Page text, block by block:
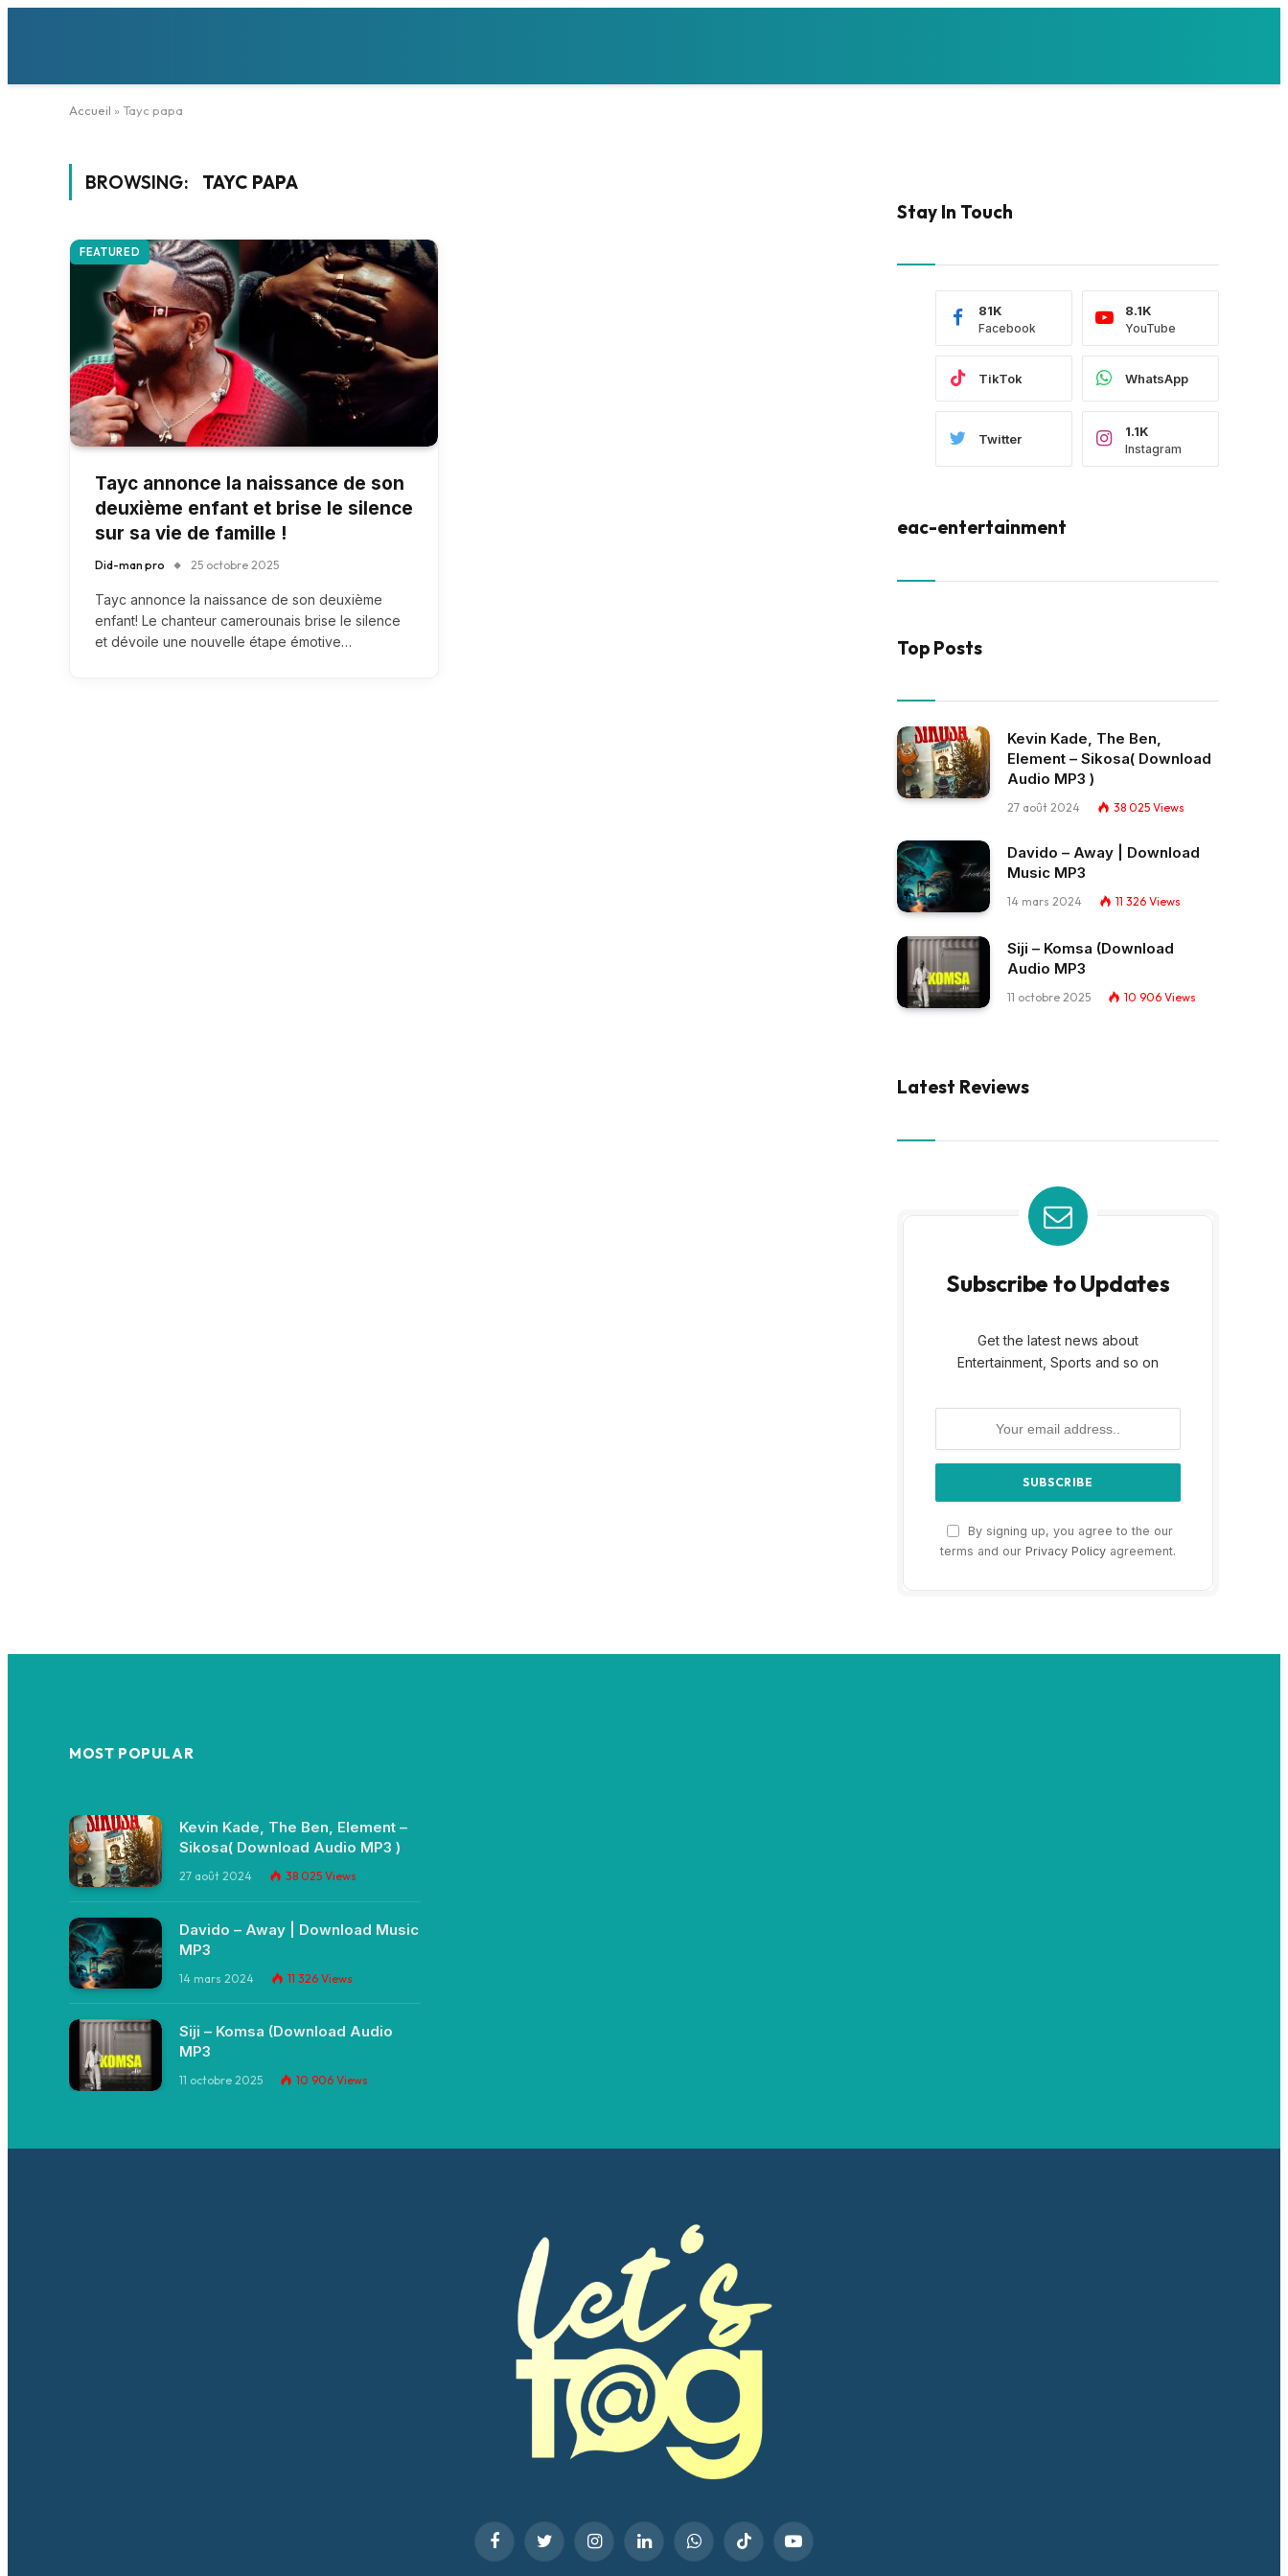
Accueil » Tayc papa
BROWSING: TAYC PAPA
FEATURED
Tayc annonce la naissance de son
deuxième enfant et brise le silence
sur sa vie de famille !
Did-man pro 25 octobre 2025
Tayc annonce la naissance de son deuxième
enfant! Le chanteur camerounais brise le silence
et dévoile une nouvelle étape émotive…
Stay In Touch
Facebook
81K
YouTube
8.1K
TikTok WhatsApp
Twitter
Instagram
1.1K
eac-entertainment
Top Posts
Kevin Kade, The Ben,
Element – Sikosa( Download
Audio MP3 )
27 août 2024 38 025 Views
Davido – Away | Download
Music MP3
14 mars 2024 11 326 Views
Siji – Komsa (Download
Audio MP3
11 octobre 2025 10 906 Views
Latest Reviews
Subscribe to Updates
Get the latest news about
Entertainment, Sports and so on
By signing up, you agree to the our
terms and our Privacy Policy agreement.
MOST POPULAR
Kevin Kade, The Ben, Element –
Sikosa( Download Audio MP3 )
27 août 2024 38 025 Views
Davido – Away | Download Music
MP3
14 mars 2024 11 326 Views
Siji – Komsa (Download Audio
MP3
11 octobre 2025 10 906 Views
FacebookTwitter InstagramLinkedInWhatsAppTikTok YouTube